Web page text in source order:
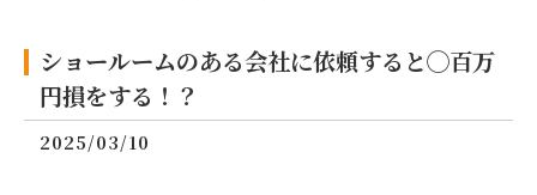
ショールームのある会社に依頼すると◯百万
円損をする！？
2025/03/10